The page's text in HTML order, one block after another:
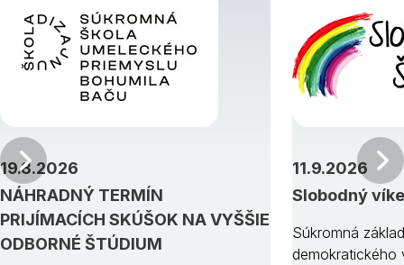
NÁHRADNÝ TERMÍN
PRIJÍMACÍCH SKÚŠOK NA VYŠŠIE
ODBORNÉ ŠTÚDIUM
19.8.2026
Slobodný
11.9.2026
Súkromná
demokratického
Predchádzajúci